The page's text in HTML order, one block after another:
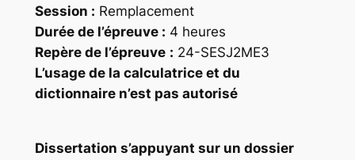
Session : Remplacement
Durée de l’épreuve : 4 heures
Repère de l’épreuve : 24-SESJ2ME3
L’usage de la calculatrice et du
dictionnaire n’est pas autorisé
Dissertation s’appuyant sur un dossier